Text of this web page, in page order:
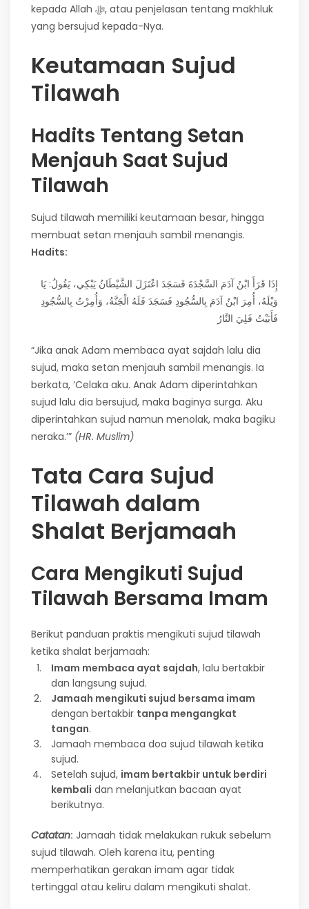
kepada Allah ﷻ, atau penjelasan tentang makhluk
yang bersujud kepada-Nya.
Keutamaan Sujud
Tilawah
Hadits Tentang Setan
Menjauh Saat Sujud
Tilawah
Sujud tilawah memiliki keutamaan besar, hingga
membuat setan menjauh sambil menangis.
Hadits:
إِذَا قَرَأَ ابْنُ آدَمَ السَّجْدَةَ فَسَجَدَ اعْتَزَلَ الشَّيْطَانُ يَبْكِي، يَقُولُ: يَا
وَيْلَهُ، أُمِرَ ابْنُ آدَمَ بِالسُّجُودِ فَسَجَدَ فَلَهُ الْجَنَّةُ، وَأُمِرْتُ بِالسُّجُودِ
فَأَبَيْتُ فَلِيَ النَّارُ
“Jika anak Adam membaca ayat sajdah lalu dia
sujud, maka setan menjauh sambil menangis. Ia
berkata, ‘Celaka aku. Anak Adam diperintahkan
sujud lalu dia bersujud, maka baginya surga. Aku
diperintahkan sujud namun menolak, maka bagiku
neraka.’” (HR. Muslim)
Tata Cara Sujud
Tilawah dalam
Shalat Berjamaah
Cara Mengikuti Sujud
Tilawah Bersama Imam
Berikut panduan praktis mengikuti sujud tilawah
ketika shalat berjamaah:
Imam membaca ayat sajdah, lalu bertakbir
dan langsung sujud.
Jamaah mengikuti sujud bersama imam
dengan bertakbir tanpa mengangkat
tangan.
Jamaah membaca doa sujud tilawah ketika
sujud.
Setelah sujud, imam bertakbir untuk berdiri
kembali dan melanjutkan bacaan ayat
berikutnya.
Catatan: Jamaah tidak melakukan rukuk sebelum
sujud tilawah. Oleh karena itu, penting
memperhatikan gerakan imam agar tidak
tertinggal atau keliru dalam mengikuti shalat.